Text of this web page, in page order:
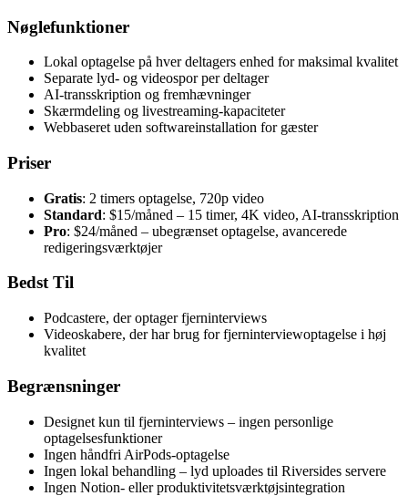
Nøglefunktioner
Lokal optagelse på hver deltagers enhed for maksimal kvalitet
Separate lyd- og videospor per deltager
AI-transskription og fremhævninger
Skærmdeling og livestreaming-kapaciteter
Webbaseret uden softwareinstallation for gæster
Priser
Gratis: 2 timers optagelse, 720p video
Standard: $15/måned – 15 timer, 4K video, AI-transskription
Pro: $24/måned – ubegrænset optagelse, avancerede
redigeringsværktøjer
Bedst Til
Podcastere, der optager fjerninterviews
Videoskabere, der har brug for fjerninterviewoptagelse i høj
kvalitet
Begrænsninger
Designet kun til fjerninterviews – ingen personlige
optagelsesfunktioner
Ingen håndfri AirPods-optagelse
Ingen lokal behandling – lyd uploades til Riversides servere
Ingen Notion- eller produktivitetsværktøjsintegration